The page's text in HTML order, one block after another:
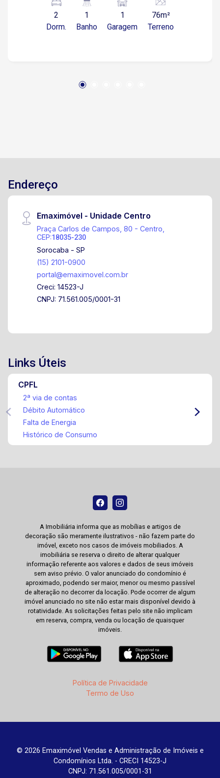
com portão basculante com motor. Acabamento
de primeira linha. Localizada com fácil acesso a
Avenida Victor Andrew e Avenida
2
Dorm.
1
Banho
1
Garagem
76m²
Terreno
Endereço
Emaximóvel - Unidade Centro
Praça Carlos de Campos, 80 - Centro,
CEP:18035-230
Sorocaba - SP
(15) 2101-0900
portal@emaximovel.com.br
Creci: 14523-J
CNPJ: 71.561.005/0001-31
Links Úteis
CPFL
2ª via de contas
Débito Automático
Falta de Energia
Histórico de Consumo
A Imobiliária informa que as mobílias e artigos de
decoração são meramente ilustrativos - não fazem parte do
imóvel, exceto nos casos de imóveis mobiliados. A
imobiliária se reserva o direito de alterar qualquer
informação referente aos valores e dados de seus imóveis
sem aviso prévio. O valor anunciado do condomínio é
aproximado, podendo ser maior, menor ou mesmo passível
de alteração no decorrer da locação. Pode ocorrer de algum
imóvel anunciado no site não estar mais disponível devido à
rotatividade. As solicitações feitas pelo site não implicam
em reserva, compra, venda ou locação de quaisquer
imóveis.
Política de Privacidade
Termo de Uso
© 2026 Emaximóvel Vendas e Administração de Imóveis e
Condomínios Ltda. - CRECI 14523-J
CNPJ: 71.561.005/0001-31